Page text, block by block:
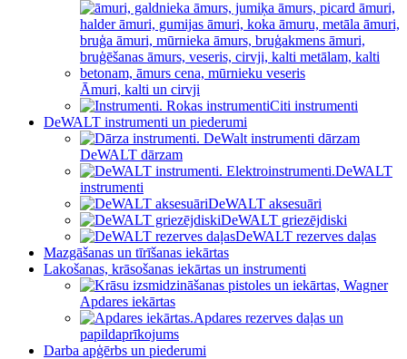
Āmuri, kalti un cirvji
Citi instrumenti
DeWALT instrumenti un piederumi
DeWALT dārzam
DeWALT
instrumenti
DeWALT aksesuāri
DeWALT griezējdiski
DeWALT rezerves daļas
Mazgāšanas un tīrīšanas iekārtas
Lakošanas, krāsošanas iekārtas un instrumenti
Apdares iekārtas
Apdares rezerves daļas un
papildaprīkojums
Darba apģērbs un piederumi